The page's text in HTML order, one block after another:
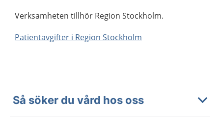
Verksamheten tillhör Region Stockholm.
Patientavgifter i Region Stockholm
Så söker du vård hos oss